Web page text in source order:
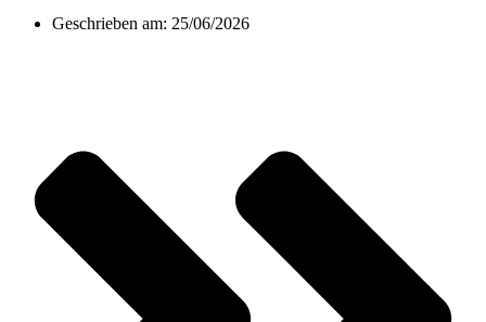
Geschrieben am: 25/06/2026